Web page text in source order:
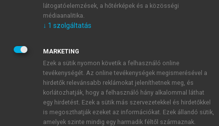
JELSZÓ
JELSZÓ ÚJRA
Kérek értesítést a MeRSZ újdonságairól, akcióiról.
látogatóelemzések, a hőtérképek és a közösségi
médiaanalitika.
↓ 1 szolgáltatás
MARKETING
Ezek a sütik nyomon követik a felhasználó online
tevékenységét. Az online tevékenységek megismerésével a
hirdetők relevánsabb reklámokat jeleníthetnek meg, és
korlátozhatják, hogy a felhasználó hány alkalommal láthat
egy hirdetést. Ezek a sütik más szervezetekkel és hirdetőkkel
is megoszthatják ezeket az információkat. Ezek állandó sütik,
amelyek szinte mindig egy harmadik féltől származnak.